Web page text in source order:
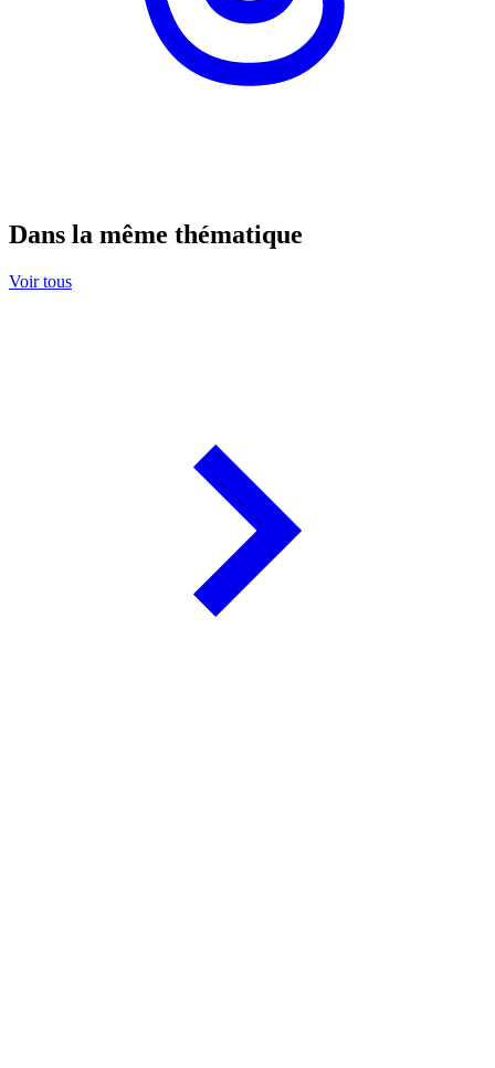
Dans la même thématique
Voir tous